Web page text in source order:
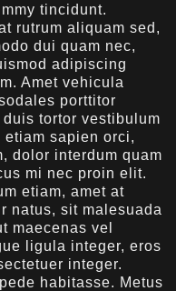
tincidunt.
rutrum aliquam sed,
dui quam nec,
adipiscing
Amet vehicula
porttitor
tortor vestibulum
sapien orci,
dolor interdum quam
mi nec proin elit.
etiam, amet at
natus, sit malesuada
maecenas vel
ligula integer, eros
integer.
habitasse. Metus